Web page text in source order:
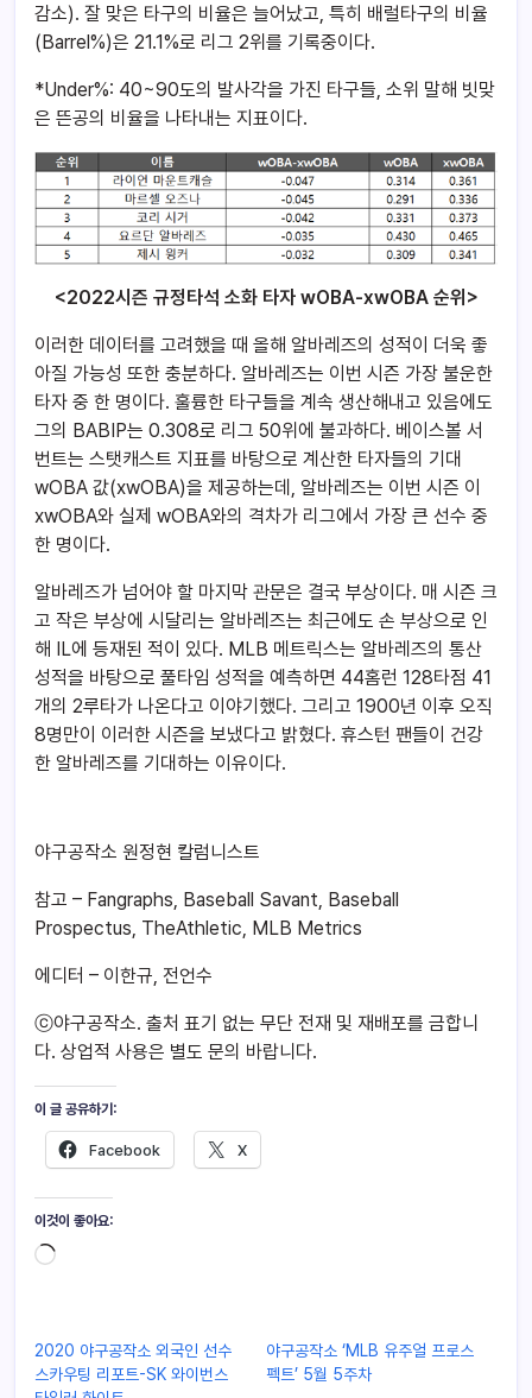
감소). 잘 맞은 타구의 비율은 늘어났고, 특히 배럴타구의 비율
(Barrel%)은 21.1%로 리그 2위를 기록중이다.
*Under%: 40~90도의 발사각을 가진 타구들, 소위 말해 빗맞
은 뜬공의 비율을 나타내는 지표이다.
<2022시즌 규정타석 소화 타자 wOBA-xwOBA 순위>
이러한 데이터를 고려했을 때 올해 알바레즈의 성적이 더욱 좋
아질 가능성 또한 충분하다. 알바레즈는 이번 시즌 가장 불운한
타자 중 한 명이다. 훌륭한 타구들을 계속 생산해내고 있음에도
그의 BABIP는 0.308로 리그 50위에 불과하다. 베이스볼 서
번트는 스탯캐스트 지표를 바탕으로 계산한 타자들의 기대
wOBA 값(xwOBA)을 제공하는데, 알바레즈는 이번 시즌 이
xwOBA와 실제 wOBA와의 격차가 리그에서 가장 큰 선수 중
한 명이다.
알바레즈가 넘어야 할 마지막 관문은 결국 부상이다. 매 시즌 크
고 작은 부상에 시달리는 알바레즈는 최근에도 손 부상으로 인
해 IL에 등재된 적이 있다. MLB 메트릭스는 알바레즈의 통산
성적을 바탕으로 풀타임 성적을 예측하면 44홈런 128타점 41
개의 2루타가 나온다고 이야기했다. 그리고 1900년 이후 오직
8명만이 이러한 시즌을 보냈다고 밝혔다. 휴스턴 팬들이 건강
한 알바레즈를 기대하는 이유이다.
야구공작소 원정현 칼럼니스트
참고 – Fangraphs, Baseball Savant, Baseball
Prospectus, TheAthletic, MLB Metrics
에디터 – 이한규, 전언수
ⓒ야구공작소. 출처 표기 없는 무단 전재 및 재배포를 금합니
다. 상업적 사용은 별도 문의 바랍니다.
이 글 공유하기:
Facebook X
이것이 좋아요:
2020 야구공작소 외국인 선수
스카우팅 리포트-SK 와이번스
야구공작소 ‘MLB 유주얼 프로스
펙트’ 5월 5주차